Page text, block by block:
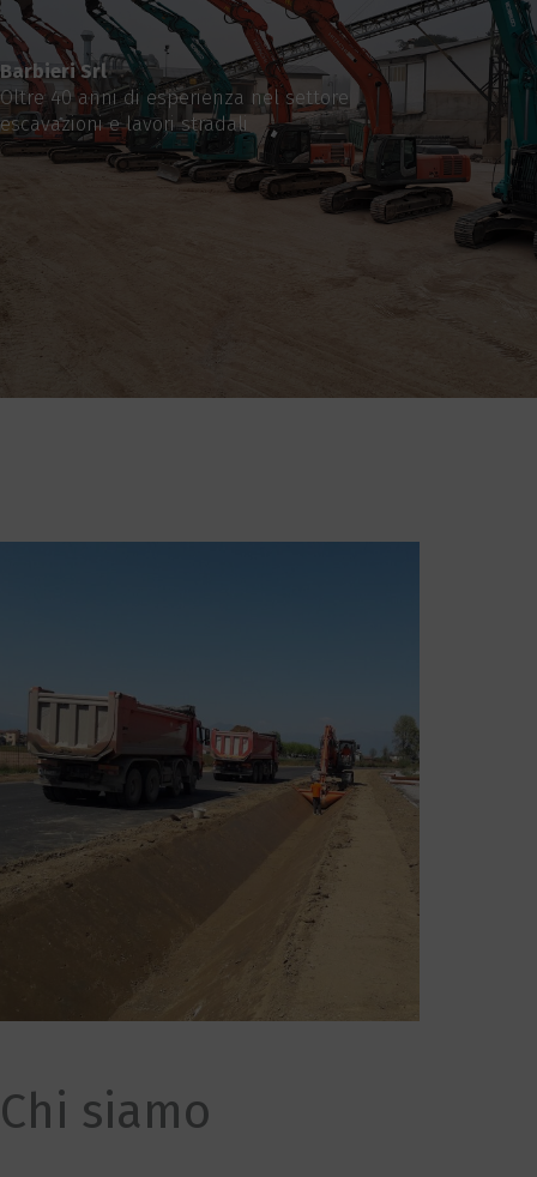
Barbieri Srl
Oltre 40 anni di esperienza nel settore
escavazioni e lavori stradali
Chi siamo